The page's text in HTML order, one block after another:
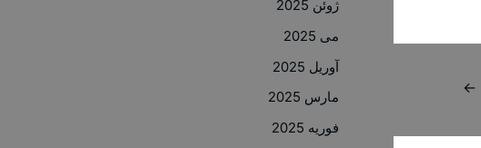
←
ژوئن 2025
می 2025
آوریل 2025
مارس 2025
فوریه 2025